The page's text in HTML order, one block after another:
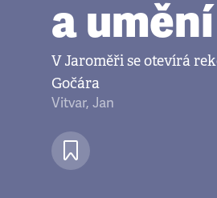
a umění
V Jaroměři se otevírá
Gočára
Vitvar, Jan